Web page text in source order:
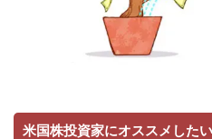
米国株投資家にオススメした